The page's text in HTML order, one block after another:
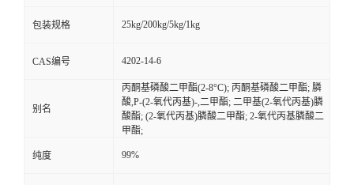
包装规格 25kg/200kg/5kg/1kg
CAS编号 4202-14-6
别名
丙酮基磷酸二甲酯(2-8°C); 丙酮基磷酸二甲酯; 膦
酸,P-(2-氧代丙基)-,二甲酯; 二甲基(2-氧代丙基)膦
酸酯; (2-氧代丙基)膦酸二甲酯; 2-氧代丙基膦酸二
甲酯;
纯度 99%